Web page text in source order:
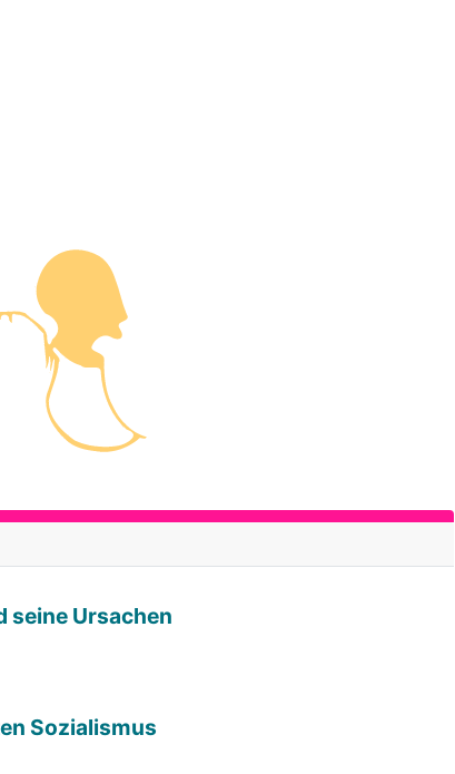
seine Ursachen
Sozialismus